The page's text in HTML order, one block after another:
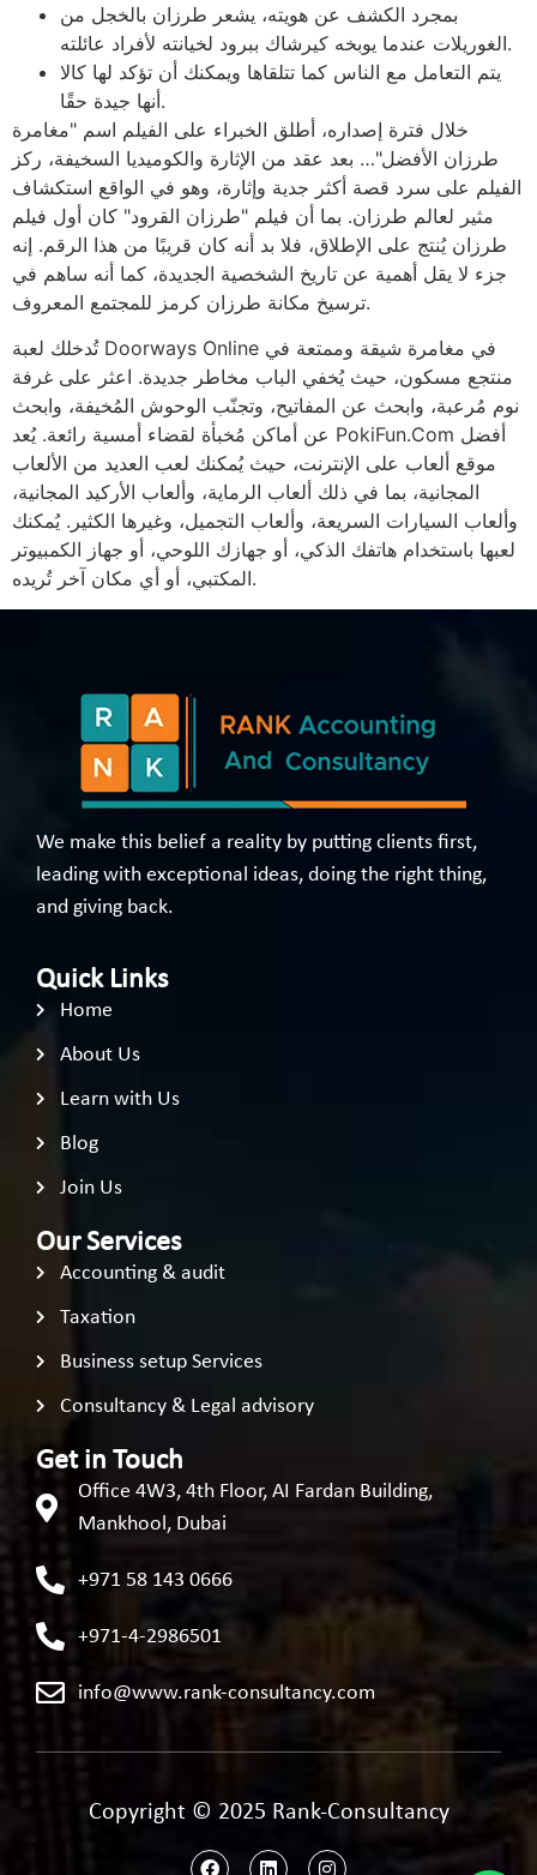
بمجرد الكشف عن هويته، يشعر طرزان بالخجل من
الغوريلات عندما يوبخه كيرشاك ببرود لخيانته لأفراد عائلته.
يتم التعامل مع الناس كما تتلقاها ويمكنك أن تؤكد لها كالا
أنها جيدة حقًا.
خلال فترة إصداره، أطلق الخبراء على الفيلم اسم "مغامرة
طرزان الأفضل"… بعد عقد من الإثارة والكوميديا ​​السخيفة، ركز
الفيلم على سرد قصة أكثر جدية وإثارة، وهو في الواقع استكشاف
مثير لعالم طرزان. بما أن فيلم "طرزان القرود" كان أول فيلم
طرزان يُنتج على الإطلاق، فلا بد أنه كان قريبًا من هذا الرقم. إنه
جزء لا يقل أهمية عن تاريخ الشخصية الجديدة، كما أنه ساهم في
ترسيخ مكانة طرزان كرمز للمجتمع المعروف.
تُدخلك لعبة Doorways Online في مغامرة شيقة وممتعة في
منتجع مسكون، حيث يُخفي الباب مخاطر جديدة. اعثر على غرفة
نوم مُرعبة، وابحث عن المفاتيح، وتجنّب الوحوش المُخيفة، وابحث
عن أماكن مُخبأة لقضاء أمسية رائعة. يُعد PokiFun.Com أفضل
موقع ألعاب على الإنترنت، حيث يُمكنك لعب العديد من الألعاب
المجانية، بما في ذلك ألعاب الرماية، وألعاب الأركيد المجانية،
وألعاب السيارات السريعة، وألعاب التجميل، وغيرها الكثير. يُمكنك
لعبها باستخدام هاتفك الذكي، أو جهازك اللوحي، أو جهاز الكمبيوتر
المكتبي، أو أي مكان آخر تُريده.
We make this belief a reality by putting clients first,
leading with exceptional ideas, doing the right thing,
and giving back.
Quick Links
Home
About Us
Learn with Us
Blog
Join Us
Our Services
Accounting & audit
Taxation
Business setup Services
Consultancy & Legal advisory
Get in Touch
Office 4W3, 4th Floor, AI Fardan Building,
Mankhool, Dubai
+971 58 143 0666
+971-4-2986501
info@www.rank-consultancy.com
Copyright © 2025 Rank-Consultancy